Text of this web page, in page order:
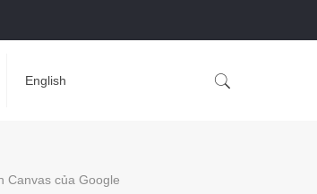
English
Canvas của Google